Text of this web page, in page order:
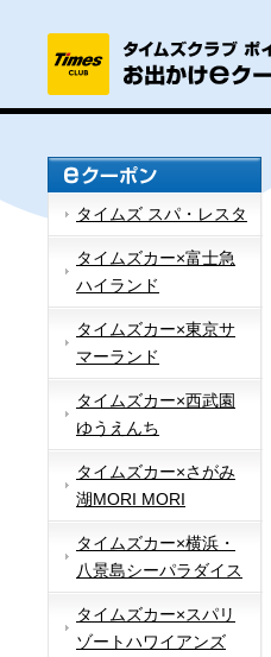
タイムズ スパ・レスタ
タイムズカー×富士急
ハイランド
タイムズカー×東京サ
マーランド
タイムズカー×西武園
ゆうえんち
タイムズカー×さがみ
湖MORI MORI
タイムズカー×横浜・
八景島シーパラダイス
タイムズカー×スパリ
ゾートハワイアンズ